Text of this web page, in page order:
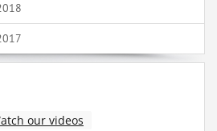
our videos